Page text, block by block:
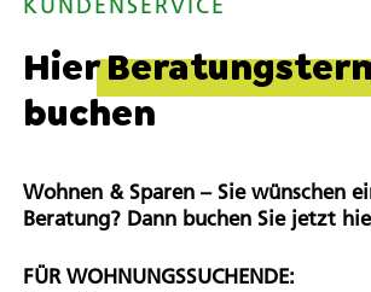
Hier
buchen
Wohnen & Sparen – Sie wünschen
Beratung? Dann buchen Sie jetzt
FÜR WOHNUNGSSUCHENDE: